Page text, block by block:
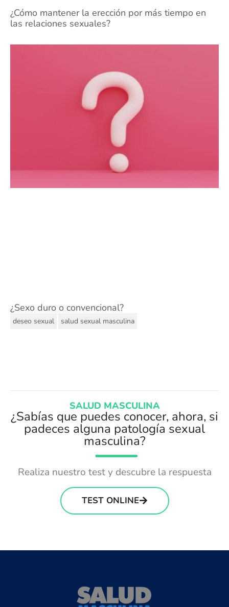
¿Cómo mantener la erección por más tiempo en
las relaciones sexuales?
¿Sexo duro o convencional?
deseo sexual salud sexual masculina
SALUD MASCULINA
¿Sabías que puedes conocer, ahora, si
padeces alguna patología sexual
masculina?
Realiza nuestro test y descubre la respuesta
TEST ONLINE